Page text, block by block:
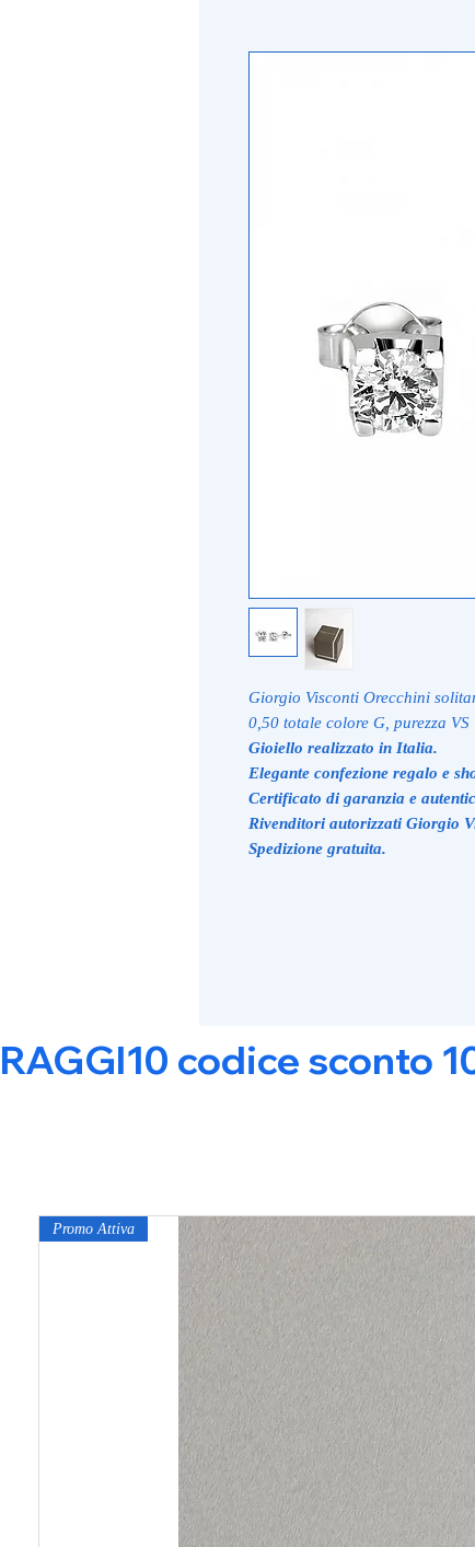
Giorgio Visconti Orecchini
0,50 totale colore G, purezza VS
Gioiello realizzato in Italia.
Elegante confezione regalo e
Certificato di garanzia e
Rivenditori autorizzati Giorgio
Spedizione gratuita.
RAGGI10 codice sconto
Promo Attiva